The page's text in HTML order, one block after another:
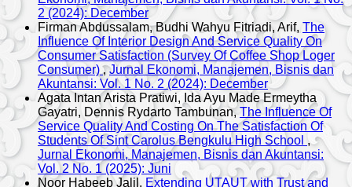
2 (2024): December
Firman Abdussalam, Budhi Wahyu Fitriadi, Arif, The
Influence Of Interior Design And Service Quality On
Consumer Satisfaction (Survey Of Coffee Shop Loger
Consumer),Jurnal Ekonomi, Manajemen, Bisnis dan
Akuntansi: Vol. 1 No. 2 (2024): December
Agata Intan Arista Pratiwi, Ida Ayu Made Ermeytha
Gayatri, Dennis Rydarto Tambunan,The Influence Of
Service Quality And Costing On The Satisfaction Of
Students Of Sint Carolus Bengkulu High School ,
Jurnal Ekonomi, Manajemen, Bisnis dan Akuntansi:
Vol. 2 No. 1 (2025): Juni
Noor Habeeb Jalil, Extending UTAUT with Trust and